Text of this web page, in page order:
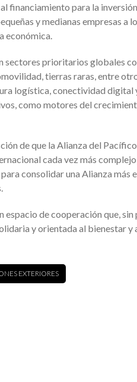
financiamiento para la
y medianas empresas a
económica.
sectores prioritarios globales
tierras raras, entre
logística, conectividad digital
como motores del
de que la Alianza del
cada vez más
consolidar una Alianza más
de cooperación que,
y orientada al bienestar
EXTERIORES